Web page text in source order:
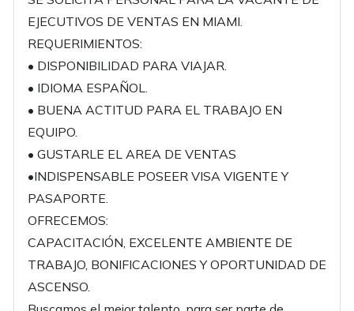
EJECUTIVOS DE VENTAS EN MIAMI.
REQUERIMIENTOS:
• DISPONIBILIDAD PARA VIAJAR.
• IDIOMA ESPAÑOL.
• BUENA ACTITUD PARA EL TRABAJO EN
EQUIPO.
• GUSTARLE EL AREA DE VENTAS
•INDISPENSABLE POSEER VISA VIGENTE Y
PASAPORTE.
OFRECEMOS:
CAPACITACIÓN, EXCELENTE AMBIENTE DE
TRABAJO, BONIFICACIONES Y OPORTUNIDAD DE
ASCENSO.